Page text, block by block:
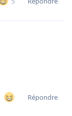
Répondre